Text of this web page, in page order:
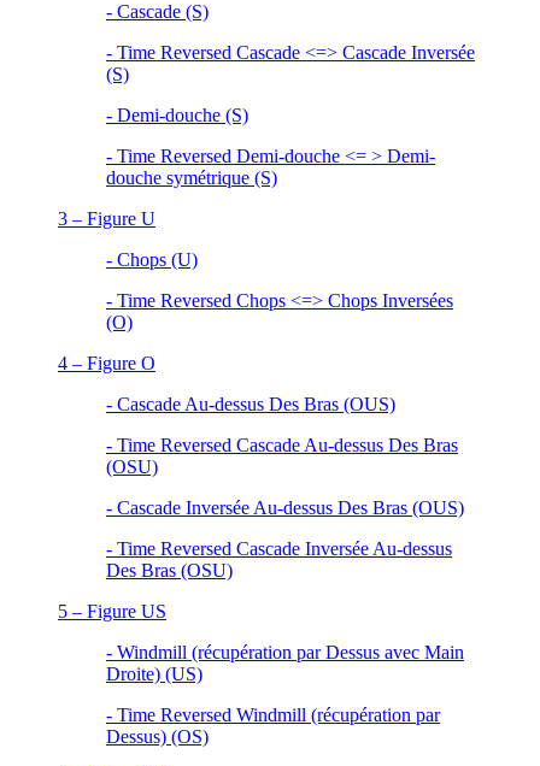
- Cascade (S)
- Time Reversed Cascade <=> Cascade Inversée
(S)
- Demi-douche (S)
- Time Reversed Demi-douche <= > Demi-
douche symétrique (S)
3 – Figure U
- Chops (U)
- Time Reversed Chops <=> Chops Inversées
(O)
4 – Figure O
- Cascade Au-dessus Des Bras (OUS)
- Time Reversed Cascade Au-dessus Des Bras
(OSU)
- Cascade Inversée Au-dessus Des Bras (OUS)
- Time Reversed Cascade Inversée Au-dessus
Des Bras (OSU)
5 – Figure US
- Windmill (récupération par Dessus avec Main
Droite) (US)
- Time Reversed Windmill (récupération par
Dessus) (OS)